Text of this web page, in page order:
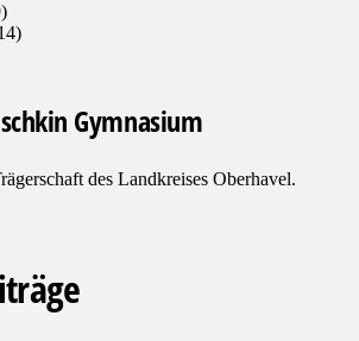
Gymnasium
des Landkreises Oberhavel.